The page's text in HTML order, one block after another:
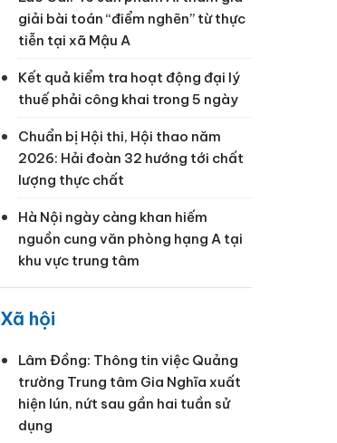
giải bài toán “điểm nghẽn” từ thực
tiễn tại xã Mậu A
Kết quả kiểm tra hoạt động đại lý
thuế phải công khai trong 5 ngày
Chuẩn bị Hội thi, Hội thao năm
2026: Hải đoàn 32 hướng tới chất
lượng thực chất
Hà Nội ngày càng khan hiếm
nguồn cung văn phòng hạng A tại
khu vực trung tâm
Xã hội
Lâm Đồng: Thông tin việc Quảng
trường Trung tâm Gia Nghĩa xuất
hiện lún, nứt sau gần hai tuần sử
dụng